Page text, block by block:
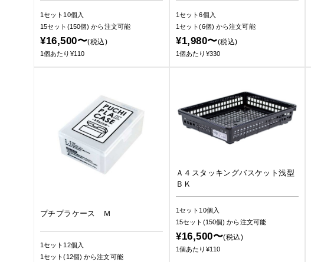
1セット10個入
15セット(150個)から注文可能
¥16,500〜(税込)
1個あたり¥110
1セット6個入
1セット(6個) から注文可能
¥1,980〜(税込)
1個あたり¥330
プチプラケース Ｍ
1セット12個入
1セット(12個)から注文可能
Ａ４スタッキングバスケット浅型
ＢＫ
1セット10個入
15セット(150個)から注文可能
¥16,500〜(税込)
1個あたり¥110